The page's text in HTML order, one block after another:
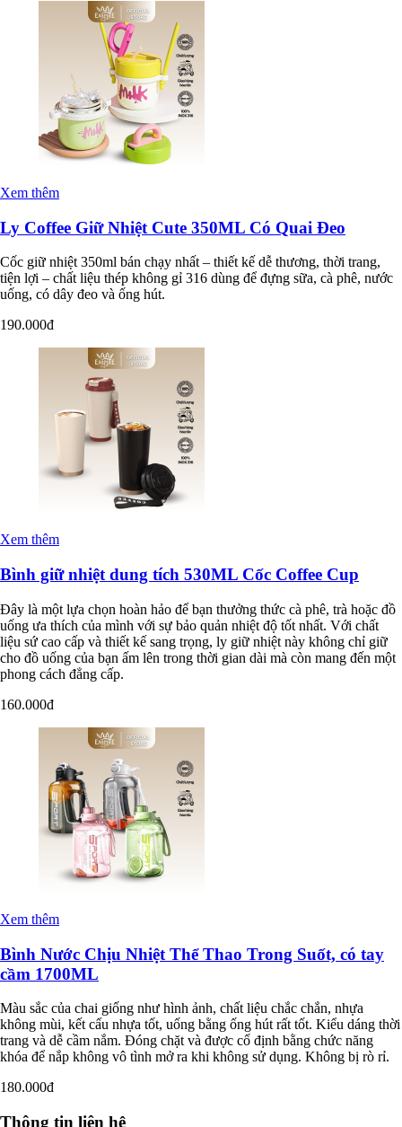
Xem thêm
Ly Coffee Giữ Nhiệt Cute 350ML Có Quai Đeo
Cốc giữ nhiệt 350ml bán chạy nhất – thiết kế dễ thương, thời trang,
tiện lợi – chất liệu thép không gỉ 316 dùng để đựng sữa, cà phê, nước
uống, có dây đeo và ống hút.
190.000đ
Xem thêm
Bình giữ nhiệt dung tích 530ML Cốc Coffee Cup
Đây là một lựa chọn hoàn hảo để bạn thưởng thức cà phê, trà hoặc đồ
uống ưa thích của mình với sự bảo quản nhiệt độ tốt nhất. Với chất
liệu sứ cao cấp và thiết kế sang trọng, ly giữ nhiệt này không chỉ giữ
cho đồ uống của bạn ấm lên trong thời gian dài mà còn mang đến một
phong cách đẳng cấp.
160.000đ
Xem thêm
Bình Nước Chịu Nhiệt Thể Thao Trong Suốt, có tay
cầm 1700ML
Màu sắc của chai giống như hình ảnh, chất liệu chắc chắn, nhựa
không mùi, kết cấu nhựa tốt, uống bằng ống hút rất tốt. Kiểu dáng thời
trang và dễ cầm nắm. Đóng chặt và được cố định bằng chức năng
khóa để nắp không vô tình mở ra khi không sử dụng. Không bị rò rỉ.
180.000đ
Thông tin liên hệ